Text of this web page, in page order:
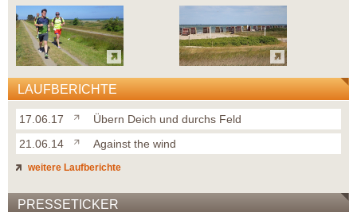
LAUFBERICHTE
17.06.17
Übern Deich und durchs Feld
21.06.14
Against the wind
weitere Laufberichte
PRESSETICKER